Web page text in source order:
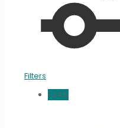
Filters
-24%